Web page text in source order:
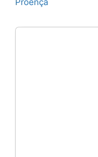
Proença